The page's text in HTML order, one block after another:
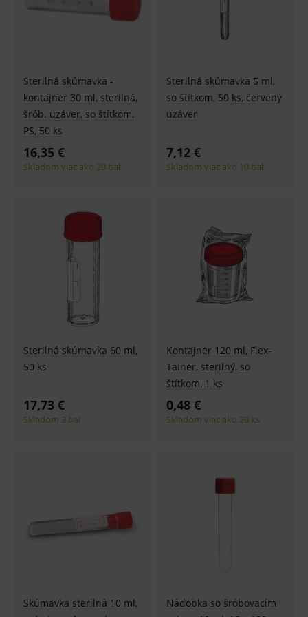
Sterilná skúmavka -
kontajner 30 ml, sterilná,
šrób. uzáver, so štítkom,
PS, 50 ks
16,35 €
Skladom viac ako 20 bal
Sterilná skúmavka 5 ml,
so štítkom, 50 ks, červený
uzáver
7,12 €
Skladom viac ako 10 bal
Sterilná skúmavka 60 ml,
50 ks
17,73 €
Skladom 3 bal
Kontajner 120 ml, Flex-
Tainer, sterilný, so
štítkom, 1 ks
0,48 €
Skladom viac ako 20 ks
Skúmavka sterilná 10 ml,
Nádobka so šróbovacím